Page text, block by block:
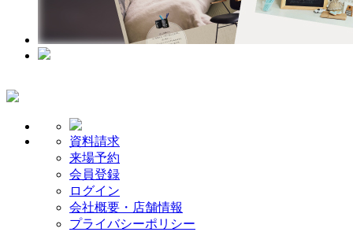
資料請求
来場予約
会員登録
ログイン
会社概要・店舗情報
プライバシーポリシー